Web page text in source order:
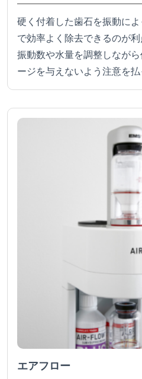
硬く付着した歯石を振動に
で効率よく除去できるのが利
振動数や水量を調整しなが
ージを与えないよう注意を払
エアフロー